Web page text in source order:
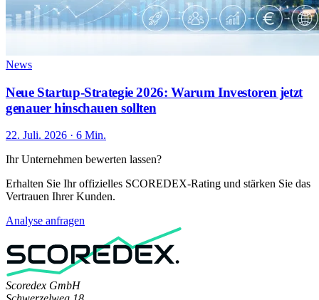
News
Neue Startup-Strategie 2026: Warum Investoren jetzt
genauer hinschauen sollten
22. Juli. 2026 · 6 Min.
Ihr Unternehmen bewerten lassen?
Erhalten Sie Ihr offizielles SCOREDEX-Rating und stärken Sie das
Vertrauen Ihrer Kunden.
Analyse anfragen
Scoredex GmbH